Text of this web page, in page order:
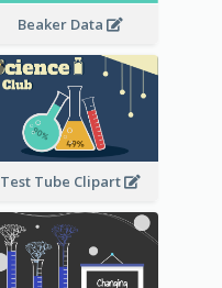
Beaker Data
Test Tube Clipart